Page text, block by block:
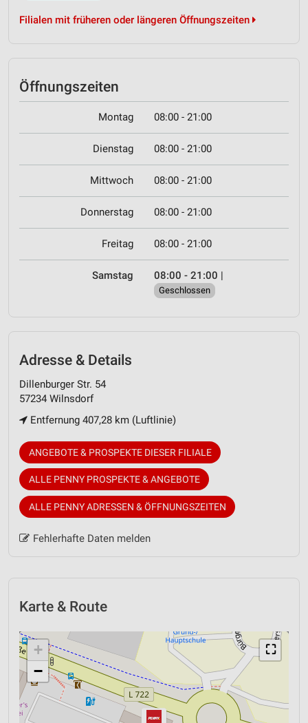
Filialen mit früheren oder längeren Öffnungszeiten
Öffnungszeiten
Montag 08:00 - 21:00
Dienstag 08:00 - 21:00
Mittwoch 08:00 - 21:00
Donnerstag 08:00 - 21:00
Freitag 08:00 - 21:00
Samstag 08:00 - 21:00 |
Geschlossen
Adresse & Details
Dillenburger Str. 54
57234 Wilnsdorf
Entfernung 407,28 km (Luftlinie)
ANGEBOTE & PROSPEKTE DIESER FILIALE
ALLE PENNY PROSPEKTE & ANGEBOTE
ALLE PENNY ADRESSEN & ÖFFNUNGSZEITEN
Fehlerhafte Daten melden
Karte & Route
⛶
+
−